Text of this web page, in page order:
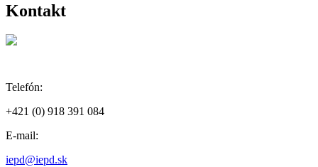
Kontakt
Telefón:
+421 (0) 918 391 084
E-mail:
iepd@iepd.sk